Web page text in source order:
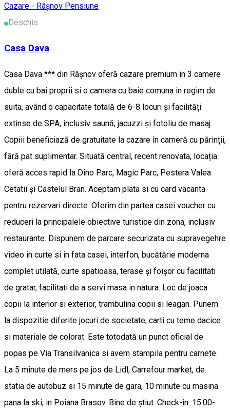
Cazare - Râșnov Pensiune
Deschis
Casa Dava
Casa Dava *** din Râșnov oferă cazare premium in 3 camere
duble cu bai proprii si o camera cu baie comuna in regim de
suita, având o capacitate totală de 6-8 locuri și facilități
extinse de SPA, inclusiv saună, jacuzzi și fotoliu de masaj.
Copiii beneficiază de gratuitate la cazare în cameră cu părinții,
fără pat suplimentar. Situată central, recent renovata, locația
oferă acces rapid la Dino Parc, Magic Parc, Pestera Valea
Cetatii și Castelul Bran. Aceptam plata si cu card vacanta
pentru rezervari directe. Oferim din partea casei voucher cu
reduceri la principalele obiective turistice din zona, inclusiv
restaurante. Dispunem de parcare securizata cu supravegehre
video in curte si in fata casei, interfon, bucătărie moderna
complet utilată, curte spatioasa, terase și foișor cu facilitati
de gratar, facilitati de a servi masa in natura. Loc de joaca
copii la interior si exterior, trambulina copii si leagan. Punem
la dispozitie diferite jocuri de societate, carti cu teme dacice
si materiale de colorat. Este totodată un punct oficial de
popas pe Via Transilvanica si avem stampila pentru carnete.
La 5 minute de mers pe jos de Lidl, Carrefour market, de
statia de autobuz si 15 minute de gara, 10 minute cu masina
pana la ski, in Poiana Brasov. Bine de știut: Check-in: 15:00-